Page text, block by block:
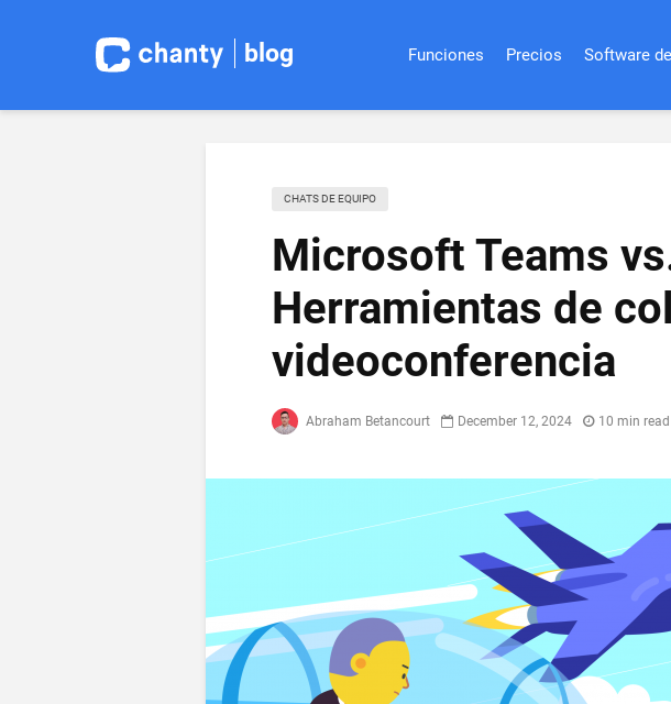
blog Funciones Precios Software
CHATS DE EQUIPO
Microsoft Teams
Herramientas de
videoconferencia
Abraham Betancourt December 12, 2024 10 min read